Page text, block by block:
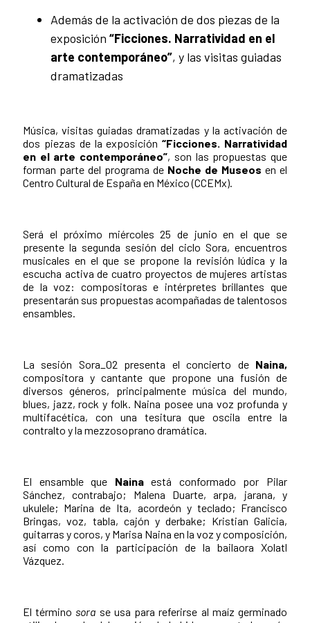
Además de la activación de dos piezas de la
exposición “Ficciones. Narratividad en el
arte contemporáneo”, y las visitas guiadas
dramatizadas
Música, visitas guiadas dramatizadas y la activación de
dos piezas de la exposición“Ficciones. Narratividad
en el arte contemporáneo”, son las propuestas que
forman parte del programa de Noche de Museos en el
Centro Cultural de España en México (CCEMx).
Será el próximo miércoles 25 de junio en el que se
presente la segunda sesión del ciclo Sora, encuentros
musicales en el que se propone la revisión lúdica y la
escucha activa de cuatro proyectos de mujeres artistas
de la voz: compositoras e intérpretes brillantes que
presentarán sus propuestas acompañadas de talentosos
ensambles.
La sesión Sora_02 presenta el concierto deNaina,
compositora y cantante que propone una fusión de
diversos géneros, principalmente música del mundo,
blues, jazz, rock y folk. Naina posee una voz profunda y
multifacética, con una tesitura que oscila entre la
contralto y la mezzosoprano dramática.
El ensamble que Nainaestá conformado por Pilar
Sánchez, contrabajo; Malena Duarte, arpa, jarana, y
ukulele; Marina de Ita, acordeón y teclado; Francisco
Bringas, voz, tabla, cajón y derbake; Kristian Galicia,
guitarras y coros, y Marisa Naina en la voz y composición,
así como con la participación de la bailaora Xolatl
Vázquez.
El término sora se usa para referirse al maíz germinado